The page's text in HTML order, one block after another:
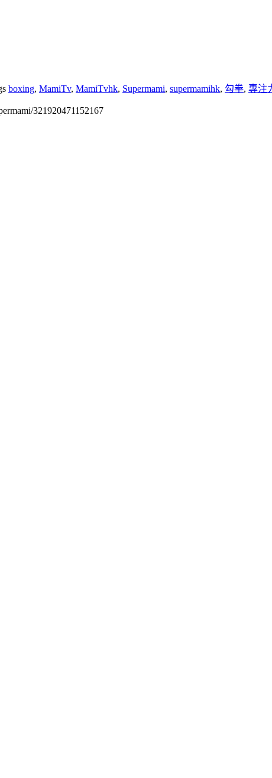
boxing, MamiTv, MamiTvhk, Supermami, supermamihk, 勾拳, 專注
321920471152167